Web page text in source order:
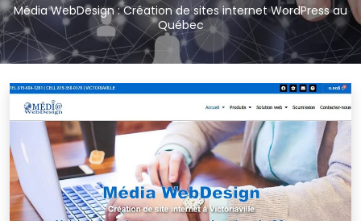
Média WebDesign : Création de sites internet WordPress au
Québec